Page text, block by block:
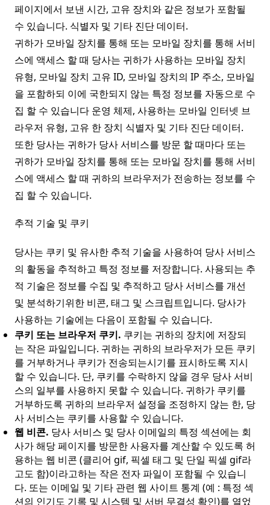
페이지에서 보낸 시간, 고유 장치와 같은 정보가 포함될
수 있습니다. 식별자 및 기타 진단 데이터.
귀하가 모바일 장치를 통해 또는 모바일 장치를 통해 서비
스에 액세스 할 때 당사는 귀하가 사용하는 모바일 장치
유형, 모바일 장치 고유 ID, 모바일 장치의 IP 주소, 모바일
을 포함하되 이에 국한되지 않는 특정 정보를 자동으로 수
집 할 수 있습니다 운영 체제, 사용하는 모바일 인터넷 브
라우저 유형, 고유 한 장치 식별자 및 기타 진단 데이터.
또한 당사는 귀하가 당사 서비스를 방문 할 때마다 또는
귀하가 모바일 장치를 통해 또는 모바일 장치를 통해 서비
스에 액세스 할 때 귀하의 브라우저가 전송하는 정보를 수
집 할 수 있습니다.
추적 기술 및 쿠키
당사는 쿠키 및 유사한 추적 기술을 사용하여 당사 서비스
의 활동을 추적하고 특정 정보를 저장합니다. 사용되는 추
적 기술은 정보를 수집 및 추적하고 당사 서비스를 개선
및 분석하기위한 비콘, 태그 및 스크립트입니다. 당사가
사용하는 기술에는 다음이 포함될 수 있습니다.
쿠키 또는 브라우저 쿠키. 쿠키는 귀하의 장치에 저장되
는 작은 파일입니다. 귀하는 귀하의 브라우저가 모든 쿠키
를 거부하거나 쿠키가 전송되는시기를 표시하도록 지시
할 수 있습니다. 단, 쿠키를 수락하지 않을 경우 당사 서비
스의 일부를 사용하지 못할 수 있습니다. 귀하가 쿠키를
거부하도록 귀하의 브라우저 설정을 조정하지 않는 한, 당
사 서비스는 쿠키를 사용할 수 있습니다.
웹 비콘. 당사 서비스 및 당사 이메일의 특정 섹션에는 회
사가 해당 페이지를 방문한 사용자를 계산할 수 있도록 허
용하는 웹 비콘 (클리어 gif, 픽셀 태그 및 단일 픽셀 gif라
고도 함)이라고하는 작은 전자 파일이 포함될 수 있습니
다. 또는 이메일 및 기타 관련 웹 사이트 통계 (예 : 특정 섹
션의 인기도 기록 및 시스템 및 서버 무결성 확인)를 열었